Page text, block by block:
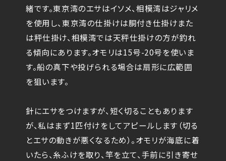
緒です。東京湾のエサはイソメ、相模湾はジャリメ
を使用し、東京湾の仕掛けは胴付き仕掛けまた
は秤仕掛け、相模湾では天秤仕掛けの方が釣れ
る傾向にあります。オモリは15号-20号を使いま
す。船の真下や投げられる場合は扇形に広範囲
を狙います。
針にエサをつけますが、短く切ることもあります
が、私はまず1匹付けをしてアピールします（切る
とエサの動きが悪くなるため）。オモリが海底に着
いたら、糸ふけを取り、竿を立て、手前に引き寄せ